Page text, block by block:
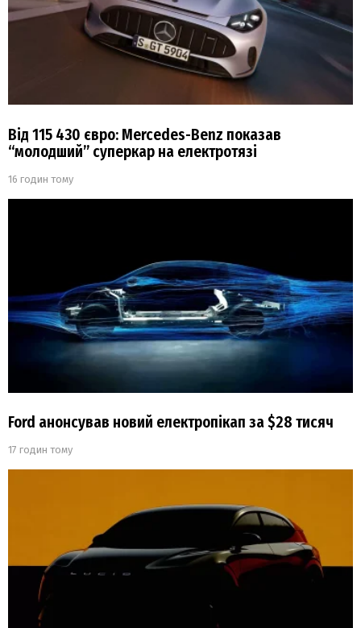
Від 115 430 євро: Mercedes-Benz показав
“молодший” суперкар на електротязі
16 годин тому
Ford анонсував новий електропікап за $28 тисяч
17 годин тому